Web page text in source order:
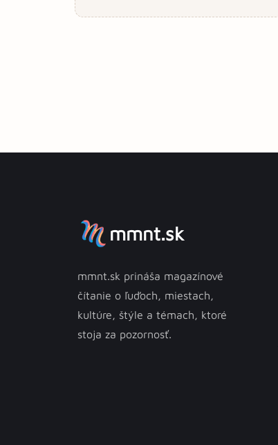
mmnt.sk
mmnt.sk prináša magazínové
čítanie o ľuďoch, miestach,
kultúre, štýle a témach, ktoré
stoja za pozornosť.